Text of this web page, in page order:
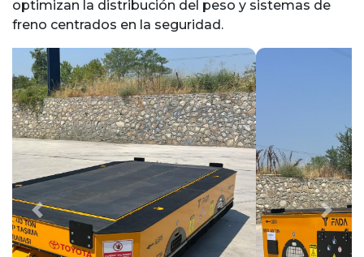
optimizan la distribución del peso y sistemas de
freno centrados en la seguridad.
Previous Next